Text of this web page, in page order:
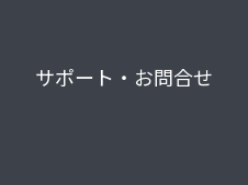
サポート・お問合せ